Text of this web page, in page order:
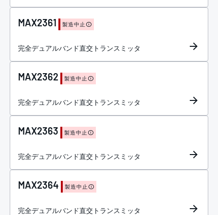
MAX2361 製造中止
完全デュアルバンド直交トランスミッタ
MAX2362 製造中止
完全デュアルバンド直交トランスミッタ
MAX2363 製造中止
完全デュアルバンド直交トランスミッタ
MAX2364 製造中止
完全デュアルバンド直交トランスミッタ